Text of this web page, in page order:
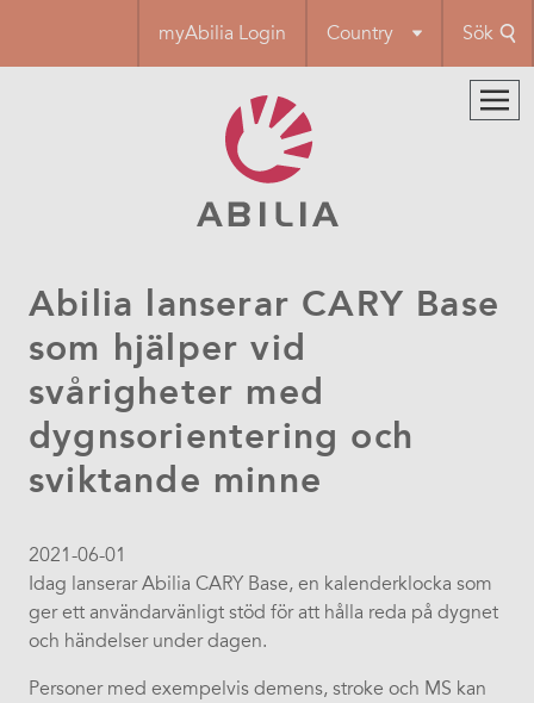
huvudinnehåll
myAbilia Login Country Sök
Abilia lanserar CARY Base
som hjälper vid
svårigheter med
dygnsorientering och
sviktande minne
2021-06-01
Idag lanserar Abilia CARY Base, en kalenderklocka som
ger ett användarvänligt stöd för att hålla reda på dygnet
och händelser under dagen.
Personer med exempelvis demens, stroke och MS kan